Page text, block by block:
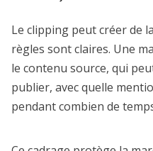
Le clipping peut créer de
règles sont claires. Une
le contenu source, qui
publier, avec quelle
pendant combien de